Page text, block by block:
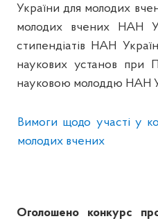
України для молодих
молодих вчених НАН
стипендіатів НАН
наукових установ при
науковою молоддю НАН
Вимоги щодо участі у
молодих вчених
Оголошено конкурс